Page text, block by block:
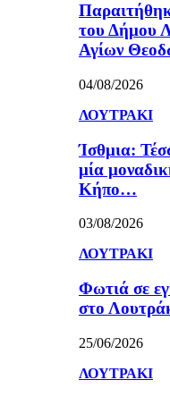
του Δήμου
Αγίων
04/08/2026
ΛΟΥΤΡΑΚΙ
Ίσθμια:
μία
Κήπο…
03/08/2026
ΛΟΥΤΡΑΚΙ
Φωτιά σε
στο
25/06/2026
ΛΟΥΤΡΑΚΙ